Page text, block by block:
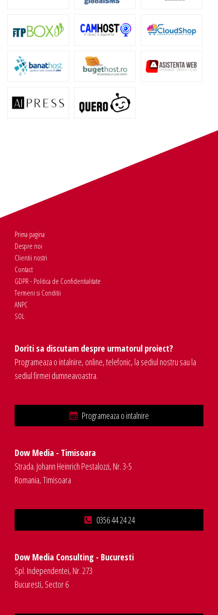
Prima pagina
Despre noi
Clientii nostri
Contact
GDPR - Politica de Confidentialitate
Termeni si Conditii
ANPC
SOL
Doriti sa discutam despre urmatorul proiect?
Programeaza o intalnire, online, telefonic, la sediul nostru sau la
sediul firmei dumneavoastra.
Programeaza o intalnire
Dow Media - Timisoara
Strada. Johann Heinrich Pestalozzi, Nr. 3-5
Romania, Timisoara
0356 44 24 24
Dow Media Consulting - Bucuresti
Spl. Independentei, Nr. 273
Bucuresti, Sector 6